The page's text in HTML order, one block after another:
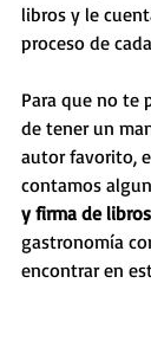
libros y le
proceso de
Para que no te
de tener un
autor favorito,
contamos
y firma de libros
gastronomía
encontrar en